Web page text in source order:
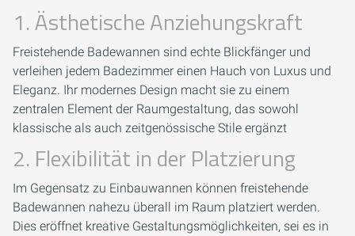
1. Ästhetische Anziehungskraft
Freistehende Badewannen sind echte Blickfänger und
verleihen jedem Badezimmer einen Hauch von Luxus und
Eleganz. Ihr modernes Design macht sie zu einem
zentralen Element der Raumgestaltung, das sowohl
klassische als auch zeitgenössische Stile ergänzt
2. Flexibilität in der Platzierung
Im Gegensatz zu Einbauwannen können freistehende
Badewannen nahezu überall im Raum platziert werden.
Dies eröffnet kreative Gestaltungsmöglichkeiten, sei es in